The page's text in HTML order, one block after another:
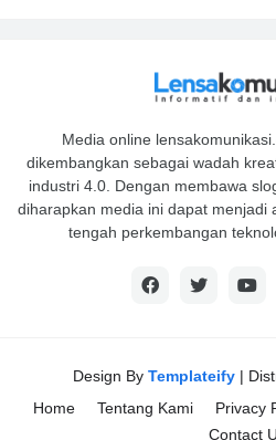
Media online
dikembangkan sebagai wadah
industri 4.0. Dengan membawa
diharapkan media ini dapat menjadi
tengah perkembangan
Design By Templateify|
Home
Tentang Kami Privacy
Contact